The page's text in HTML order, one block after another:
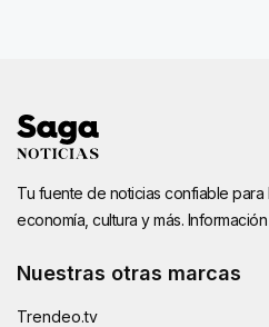
Tu fuente de noticias confiable para
economía, cultura y más.
Nuestras otras marcas
Trendeo.tv